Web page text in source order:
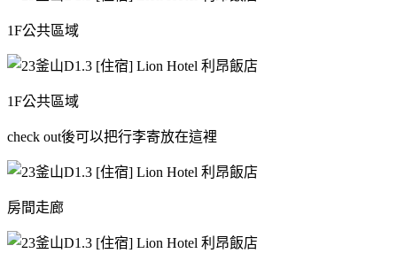
1F公共區域
1F公共區域
check out後可以把行李寄放在這裡
房間走廊